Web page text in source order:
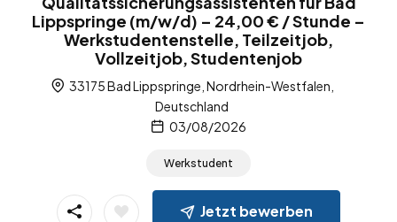
Lippspringe (m/w/d) – 24,00 € / Stunde –
Werkstudentenstelle, Teilzeitjob,
Vollzeitjob, Studentenjob
33175 Bad Lippspringe, Nordrhein-Westfalen,
Deutschland
03/08/2026
Werkstudent
Jetzt bewerben